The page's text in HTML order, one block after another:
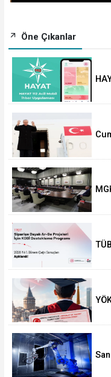
Öne Çıkanlar